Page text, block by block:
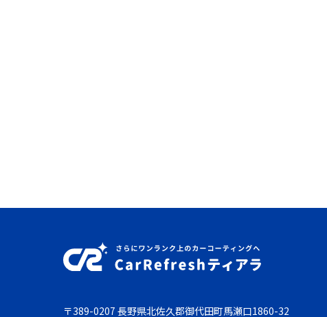
〒389-0207 長野県北佐久郡御代田町馬瀬口1860-32